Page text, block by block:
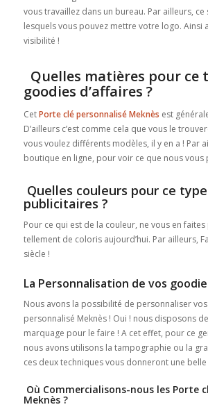
vous travaillez dans un bureau. Par ailleurs,
lesquels vous pouvez mettre votre logo. Ainsi
visibilité !
Quelles matières pour ce
goodies d’affaires ?
CetPorte clé personnalisé Meknès est
D’ailleurs c’est comme cela que vous le
vous voulez différents modèles, il y en a ! Par
boutique en ligne, pour voir ce que nous vous
Quelles couleurs pour ce
publicitaires ?
Pour ce qui est de la couleur, ne vous en faites
tellement de coloris aujourd’hui. Par ailleurs,
siècle !
La Personnalisation de vos
Nous avons la possibilité de personnaliser
personnalisé Meknès ! Oui ! nous disposons
marquage pour le faire ! A cet effet, pour ce
nous avons utilisons la tampographie ou la
ces deux techniques vous donneront une
Où Commercialisons-nous les Porte
Meknès ?